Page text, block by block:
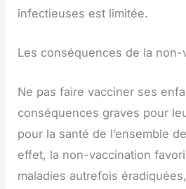
infectieuses est limitée.
Les conséquences de la non-
Ne pas faire vacciner ses
conséquences graves pour
pour la santé de l’ensemble
effet, la non-vaccination
maladies autrefois